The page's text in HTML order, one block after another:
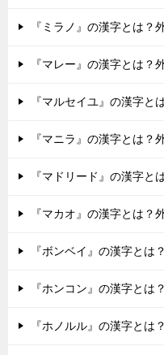
『ミラノ』の漢字とは？
『マレー』の漢字とは？
『マルセイユ』の漢字と
『マニラ』の漢字とは？
『マドリード』の漢字と
『マカオ』の漢字とは？
『ボンベイ』の漢字とは
『ホンコン』の漢字とは
『ホノルル』の漢字とは